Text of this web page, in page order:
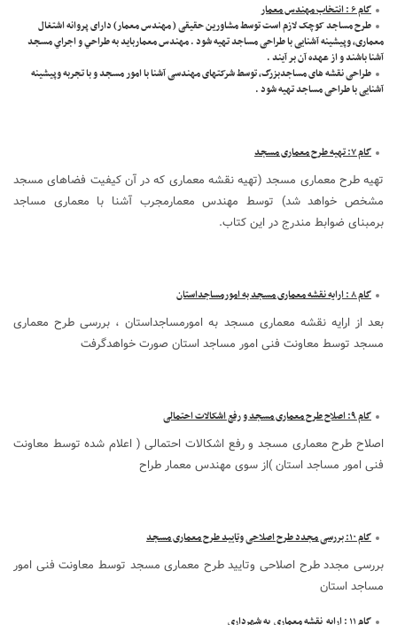
گام ۶ : انتخاب مهندس معمار
طرح مساجد کوچک لازم است توسط مشاورين حقيقی ( مهندس معمار) دارای پروانه اشتغال
معماری، وپيشينه آشنايی با طراحی مساجد تهيه شود . مهندس معماربايد به طراحي و اجراي مسجد
آشنا باشند و از عهده آن بر آيند .
طراحی نقشه های مساجدبزرگ، توسط شرکتهای مهندسی آشنا با امور مسجد و با تجربه وپيشينه
آشنايی با طراحی مساجد تهيه شود .
گام ۷: تهیه طرح معماری مسجد
تهیه طرح معماری مسجد (تهیه نقشه معماری که در آن کیفیت فضاهای مسجد
مشخص خواهد شد) توسط مهندس معمارمجرب آشنا با معماری مساجد
برمبنای ضوابط مندرج در این کتاب.
گام ۸ : ارایه نقشه معماری مسجد به امورمساجداستان
بعد از ارایه نقشه معماری مسجد به امورمساجداستان ، بررسی طرح معماری
مسجد توسط معاونت فنی امور مساجد استان صورت خواهدگرفت
گام ۹: اصلاح طرح معماری مسجد و رفع اشکالات احتمالی
اصلاح طرح معماری مسجد و رفع اشکالات احتمالی ( اعلام شده توسط معاونت
فنی امور مساجد استان )از سوی مهندس معمار طراح
گام ۱۰: بررسی مجدد طرح اصلاحی وتایید طرح معماری مسجد
بررسی مجدد طرح اصلاحی وتایید طرح معماری مسجد توسط معاونت فنی امور
مساجد استان